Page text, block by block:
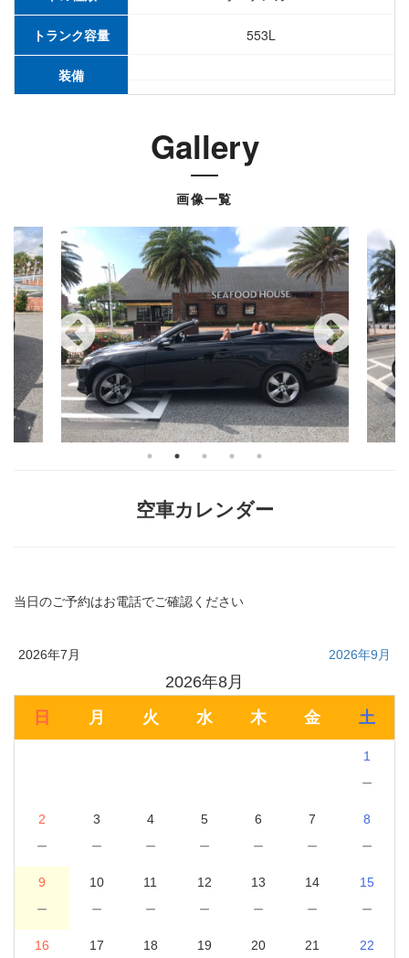
トランク容量 553L
装備
Gallery
画像一覧
空車カレンダー
当日のご予約はお電話でご確認ください
2026年7月 2026年9月
2026年8月
日
月 火 水 木 金 土
1
－
2
－
3
－
4
－
5
－
6
－
7
－
8
－
9
－
10
－
11
－
12
－
13
－
14
－
15
－
16 17 18 19 20 21 22